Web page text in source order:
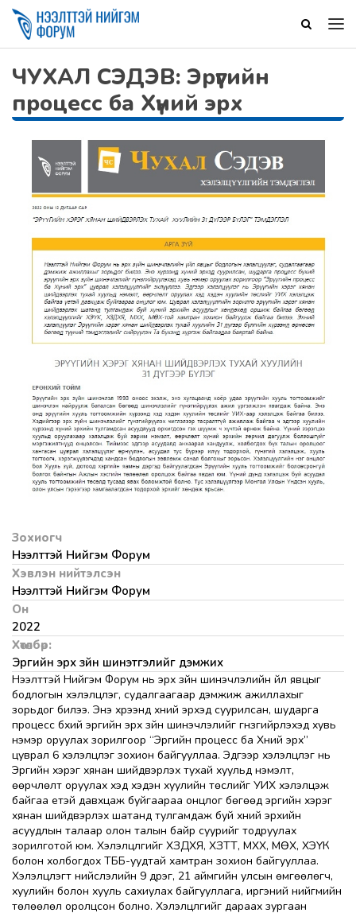
ЧУХАЛ СЭДЭВ: Эрүүгийн
процесс ба Хүний эрх
Зохиогч
Нээлттэй Нийгэм Форум
Хэвлэн нийтэлсэн
Нээлттэй Нийгэм Форум
Он
2022
Хөтөлбөр:
Эрүүгийн эрх зүйн шинэтгэлийг дэмжих
Нээлттэй Нийгэм Форум нь эрх зүйн шинэчлэлийн үйл явцыг
бодлогын хэлэлцүүлэг, судалгаагаар дэмжиж ажиллахыг
зорьдог билээ. Энэ хүрээнд хүний эрхэд суурилсан, шударга
процесс бүхий эрүүгийн эрх зүйн шинэчлэлийг гүнзгийрүүлэхэд хувь
нэмэр оруулах зорилгоор “Эрүүгийн процесс ба Хүний эрх”
цуврал 6 хэлэлцүүлэг зохион байгууллаа. Эдгээр хэлэлцүүлэг нь
Эрүүгийн хэрэг хянан шийдвэрлэх тухай хуульд нэмэлт,
өөрчлөлт оруулах хэд хэдэн хуулийн төслийг УИХ хэлэлцэж
байгаа үетэй давхцаж буйгаараа онцлог бөгөөд эрүүгийн хэрэг
хянан шийдвэрлэх шатанд тулгамдаж буй хүний эрхийн
асуудлын талаар олон талын байр суурийг тодруулах
зорилготой юм. Хэлэлцүүлгийг ХЗДХЯ, ХЗТТ, МХХ, МӨХ, ХЭҮК
болон холбогдох ТББ-уудтай хамтран зохион байгууллаа.
Хэлэлцүүлэгт нийслэлийн 9 дүүрэг, 21 аймгийн улсын өмгөөлөгч,
хуулийн болон хууль сахиулах байгууллага, иргэний нийгмийн
төлөөлөл оролцсон болно. Хэлэлцүүлгийг дараах зургаан